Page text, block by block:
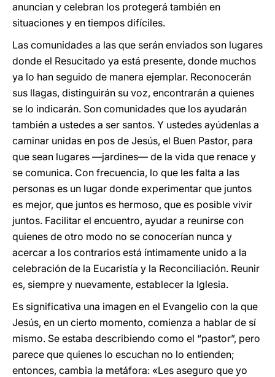
anuncian y celebran los protegerá también en
situaciones y en tiempos difíciles.
Las comunidades a las que serán enviados son lugares
donde el Resucitado ya está presente, donde muchos
ya lo han seguido de manera ejemplar. Reconocerán
sus llagas, distinguirán su voz, encontrarán a quienes
se lo indicarán. Son comunidades que los ayudarán
también a ustedes a ser santos. Y ustedes ayúdenlas a
caminar unidas en pos de Jesús, el Buen Pastor, para
que sean lugares —jardines— de la vida que renace y
se comunica. Con frecuencia, lo que les falta a las
personas es un lugar donde experimentar que juntos
es mejor, que juntos es hermoso, que es posible vivir
juntos. Facilitar el encuentro, ayudar a reunirse con
quienes de otro modo no se conocerían nunca y
acercar a los contrarios está íntimamente unido a la
celebración de la Eucaristía y la Reconciliación. Reunir
es, siempre y nuevamente, establecer la Iglesia.
Es significativa una imagen en el Evangelio con la que
Jesús, en un cierto momento, comienza a hablar de sí
mismo. Se estaba describiendo como el “pastor”, pero
parece que quienes lo escuchan no lo entienden;
entonces, cambia la metáfora: «Les aseguro que yo